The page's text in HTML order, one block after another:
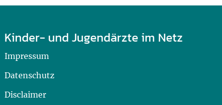
Kinder- und Jugendärzte im Netz
Impressum
Datenschutz
Disclaimer